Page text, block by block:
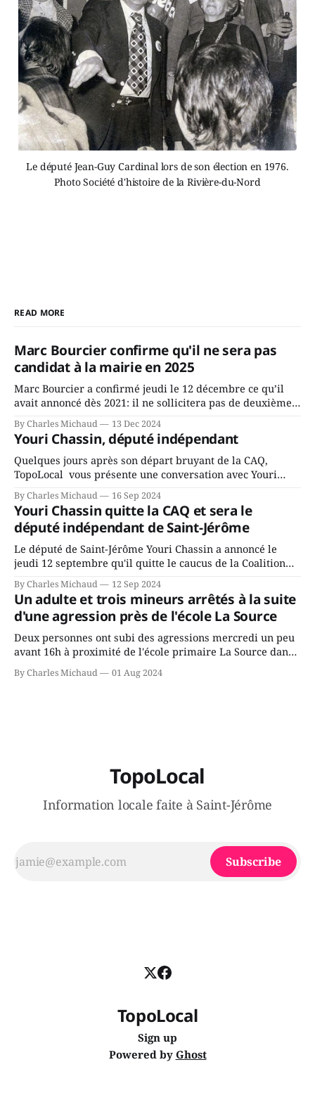
Le député Jean-Guy Cardinal lors de son élection en 1976.
Photo Société d'histoire de la Rivière-du-Nord
READ MORE
Marc Bourcier confirme qu'il ne sera pas
candidat à la mairie en 2025
Marc Bourcier a confirmé jeudi le 12 décembre ce qu’il
avait annoncé dès 2021: il ne sollicitera pas de deuxième
fait l’annonce en s’adressant aux employés de la ville,
rassemblés en soirée pour leur traditionnel souper
By Charles Michaud 13 Dec 2024
Youri Chassin, député indépendant
Quelques jours après son départ bruyant de la CAQ,
TopoLocal vous présente une conversation avec Youri
depuis longtemps? Sera-t-il candidat indépendant dans 2
ans? Joindrait-il un autre parti, par exemple les
conservateurs d’Éric Duhaime? Que lui
By Charles Michaud 16 Sep 2024
Youri Chassin quitte la CAQ et sera le
député indépendant de Saint-Jérôme
Le député de Saint-Jérôme Youri Chassin a annoncé le
jeudi 12 septembre qu'il quitte le caucus de la Coalition
gouvernement de la CAQ, surtout de son incapacité, qu'il
juge chronique, à offrir des
By Charles Michaud 12 Sep 2024
Un adulte et trois mineurs arrêtés à la suite
d'une agression près de l'école La Source
Deux personnes ont subi des agressions mercredi un peu
avant 16h à proximité de l'école primaire La Source dans
victimes aurait été écrasée sous un véhicule et aspergée
By Charles Michaud 01 Aug 2024
TopoLocal
Information locale faite à Saint-Jérôme
Subscribe
TopoLocal
Sign up
Powered by Ghost